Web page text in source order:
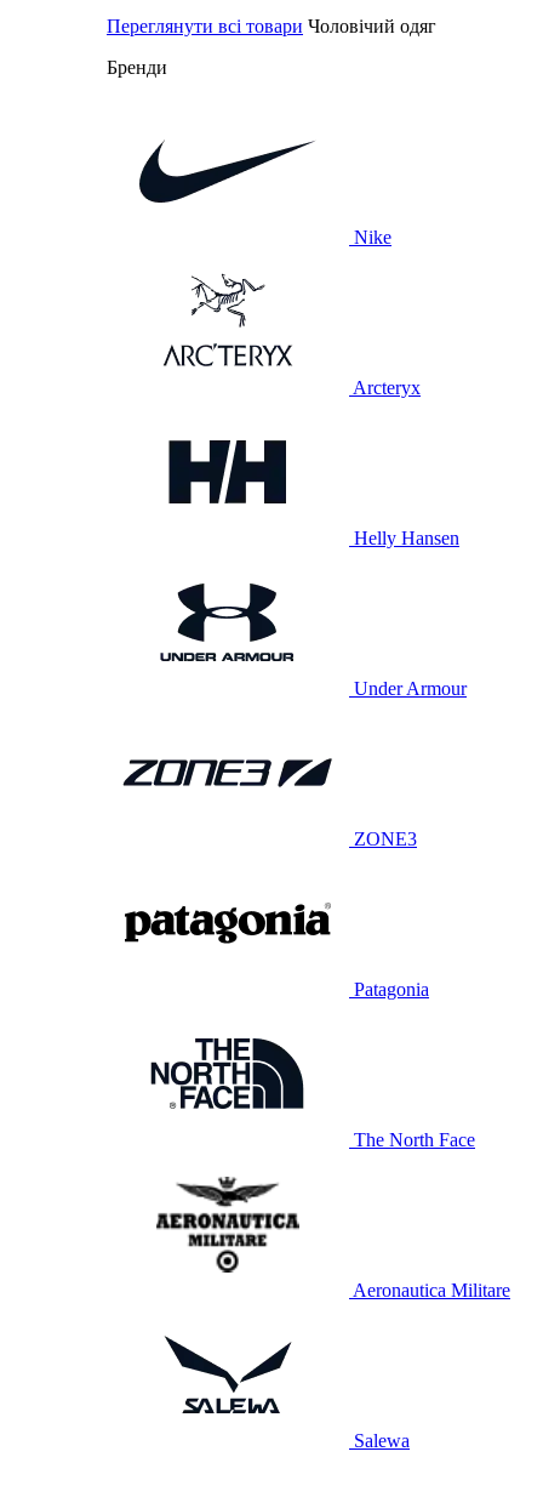
Переглянути всі товари Чоловічий одяг
Бренди
Nike
Arcteryx
Helly Hansen
Under Armour
ZONE3
Patagonia
The North Face
Aeronautica Militare
Salewa